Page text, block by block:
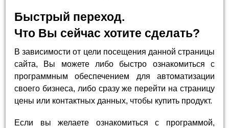
Быстрый переход.
Что Вы сейчас хотите сделать?
В зависимости от цели посещения данной страницы
сайта, Вы можете либо быстро ознакомиться с
программным обеспечением для автоматизации
своего бизнеса, либо сразу же перейти на страницу
цены или контактных данных, чтобы купить продукт.
Если вы желаете ознакомиться с программой,